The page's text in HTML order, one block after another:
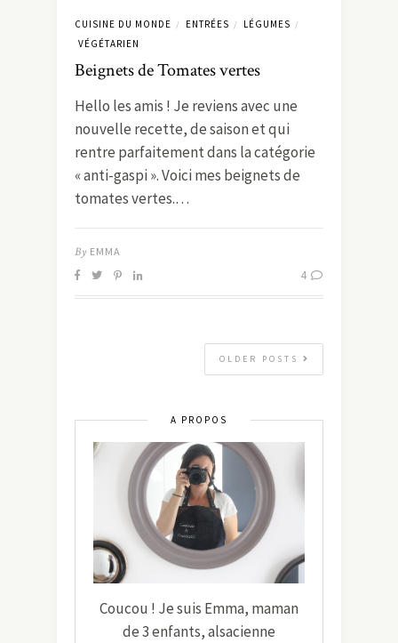
CUISINE DU MONDE / ENTRÉES / LÉGUMES /
VÉGÉTARIEN
Beignets de Tomates vertes
Hello les amis ! Je reviens avec une
nouvelle recette, de saison et qui
rentre parfaitement dans la catégorie
« anti-gaspi ». Voici mes beignets de
tomates vertes.…
By EMMA
4
OLDER POSTS
A PROPOS
Coucou ! Je suis Emma, maman
de 3 enfants, alsacienne